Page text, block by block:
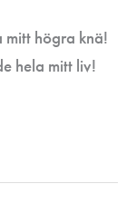
mitt högra knä!
hela mitt liv!